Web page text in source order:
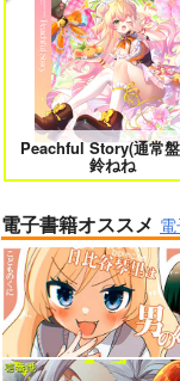
Peachful Story(通常
鈴ねね
電子書籍オススメ